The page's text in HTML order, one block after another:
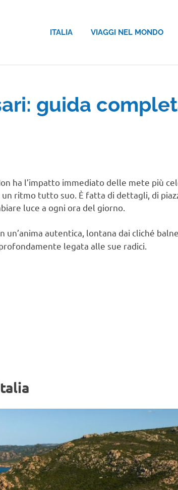
ITALIA VIAGGI NEL MONDO
guida
ha l’impatto immediato delle mete più
ritmo tutto suo. È fatta di dettagli, di
luce a ogni ora del giorno.
autentica, lontana dai cliché
legata alle sue radici.